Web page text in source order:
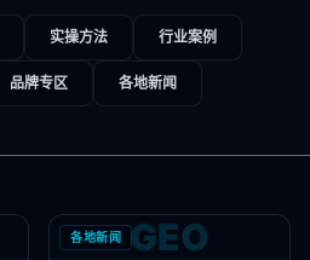
实操方法 行业案例
品牌专区 各地新闻
各地新闻 GEO